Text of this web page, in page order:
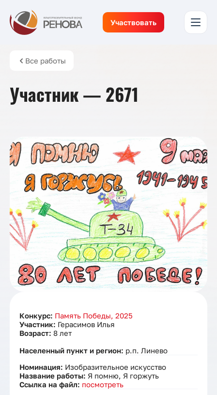
Участвовать
Все работы
Участник — 2671
Конкурс: Память Победы, 2025
Участник: Герасимов Илья
Возраст: 8 лет
Населенный пункт и регион: р.п. Линево
Номинация: Изобразительное искусство
Название работы: Я помню, Я горжуть
Ссылка на файл: посмотреть